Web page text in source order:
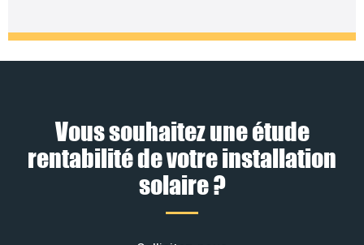
Vous souhaitez une étude
rentabilité de votre installation
solaire ?